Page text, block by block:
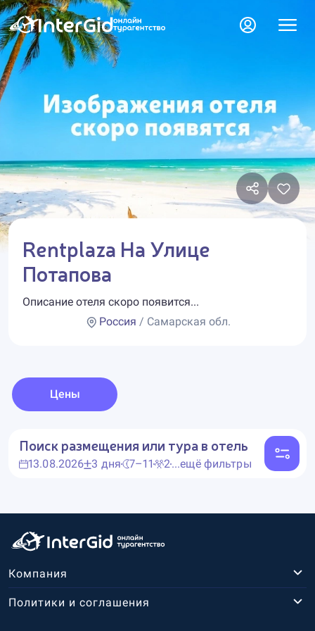
Rentplaza На Улице
Потапова
Описание отеля скоро появится...
Россия / Самарская обл.
Цены
Поиск размещения или тура в отель
13.08.2026 3 дня 7–11 2...ещё фильтры
Компания
Политики и соглашения